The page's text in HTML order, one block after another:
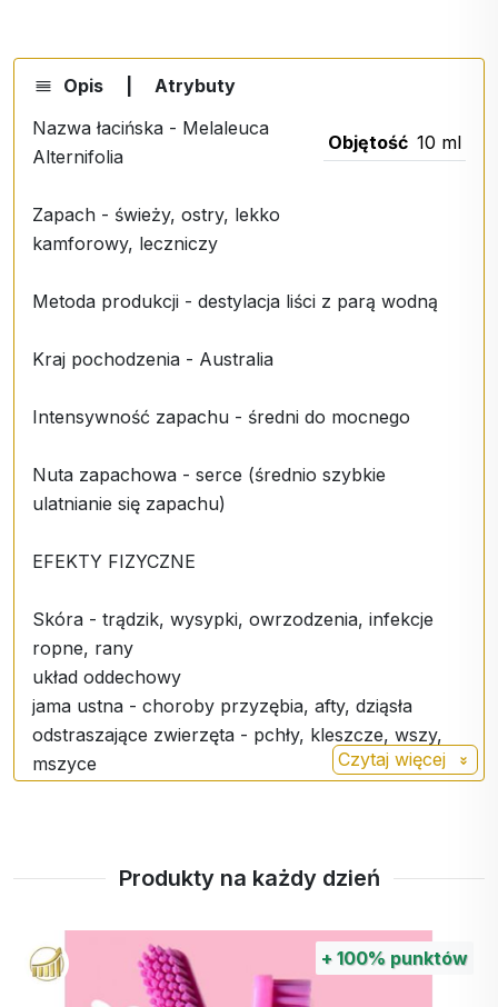
Opis Atrybuty
Objętość 10 ml
Nazwa łacińska - Melaleuca
Alternifolia
Zapach - świeży, ostry, lekko
kamforowy, leczniczy
Metoda produkcji - destylacja liści z parą wodną
Kraj pochodzenia - Australia
Intensywność zapachu - średni do mocnego
Nuta zapachowa - serce (średnio szybkie
ulatnianie się zapachu)
EFEKTY FIZYCZNE
Skóra - trądzik, wysypki, owrzodzenia, infekcje
ropne, rany
układ oddechowy
jama ustna - choroby przyzębia, afty, dziąsła
odstraszające zwierzęta - pchły, kleszcze, wszy,
mszyce
kosmetyki - szampony, pasty do zębów,
domowe uniwersalne środki czyszczące
EFEKTY PSYCHOLOGICZNE
Czytaj więcej
Produkty na każdy dzień
+ 100% punktów